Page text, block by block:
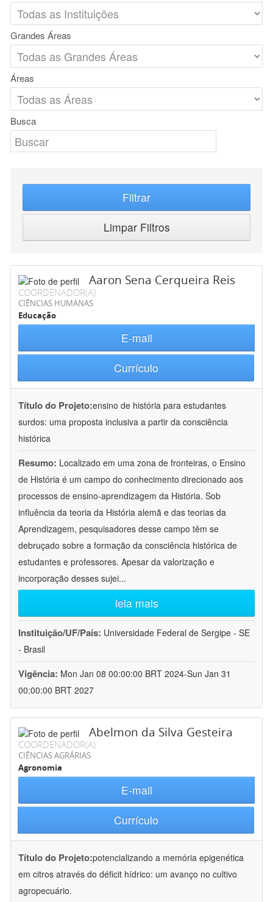
Grandes Áreas
Áreas
Busca
Filtrar
Limpar Filtros
Aaron Sena Cerqueira Reis
COORDENADOR(A)
CIÊNCIAS HUMANAS
Educação
E-mail
Currículo
Título do Projeto:ensino de história para estudantes
surdos: uma proposta inclusiva a partir da consciência
histórica
Resumo: Localizado em uma zona de fronteiras, o Ensino
de História é um campo do conhecimento direcionado aos
processos de ensino-aprendizagem da História. Sob
influência da teoria da História alemã e das teorias da
Aprendizagem, pesquisadores desse campo têm se
debruçado sobre a formação da consciência histórica de
estudantes e professores. Apesar da valorização e
incorporação desses sujei...
leia mais
Instituição/UF/País: Universidade Federal de Sergipe - SE
- Brasil
Vigência: Mon Jan 08 00:00:00 BRT 2024-Sun Jan 31
00:00:00 BRT 2027
Abelmon da Silva Gesteira
COORDENADOR(A)
CIÊNCIAS AGRÁRIAS
Agronomia
E-mail
Currículo
Título do Projeto:potencializando a memória epigenética
em citros através do déficit hídrico: um avanço no cultivo
agropecuário.